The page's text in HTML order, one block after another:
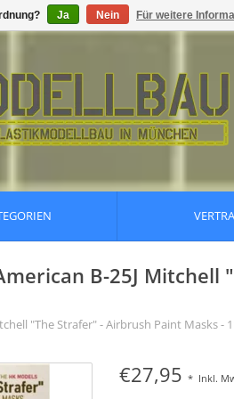
B-25J
"The Strafer" - Airbrush Paint Masks -
€27,95* Inkl.
Ja Nein Für weitere